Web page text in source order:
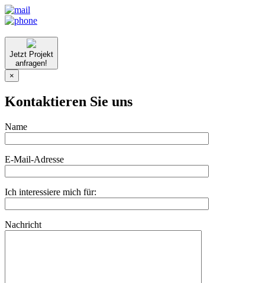
Jetzt Projekt
anfragen!
×
Kontaktieren Sie uns
Name
E-Mail-Adresse
Ich interessiere mich für:
Nachricht